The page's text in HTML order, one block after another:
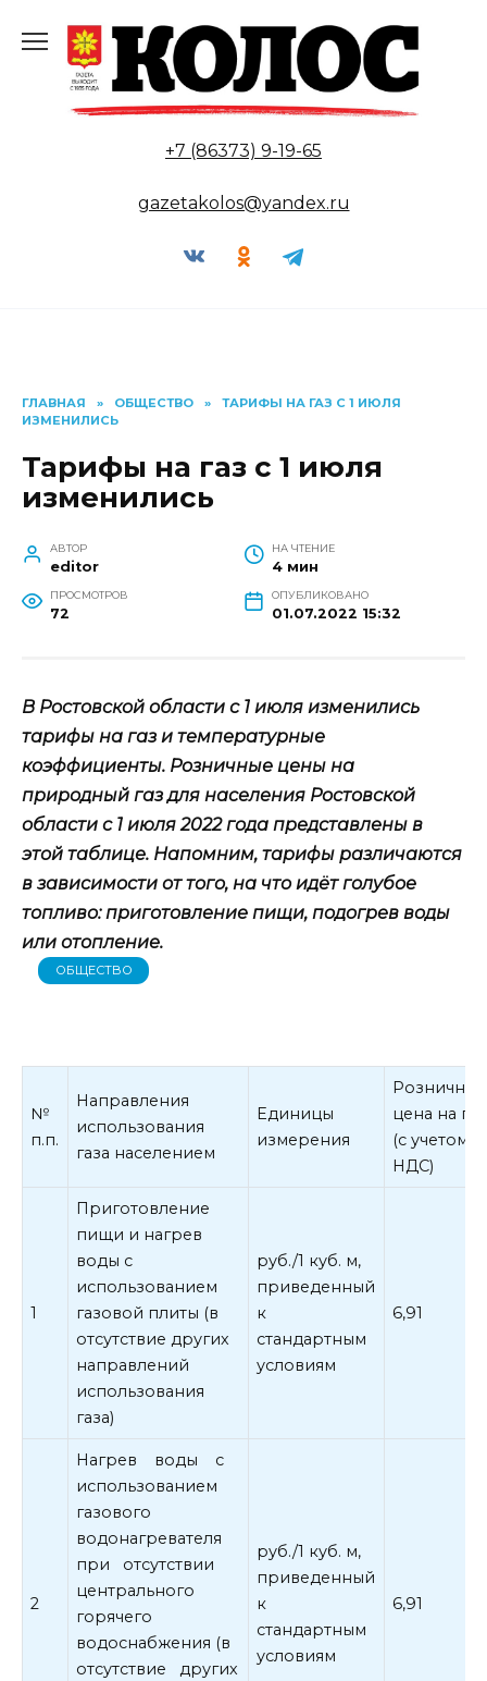
содержанию
+7 (86373) 9-19-65
gazetakolos@yandex.ru
ГЛАВНАЯ » ОБЩЕСТВО »
ТАРИФЫ НА ГАЗ С 1 ИЮЛЯ
ИЗМЕНИЛИСЬ
Тарифы на газ с 1 июля
изменились
АВТОР
editor
НА ЧТЕНИЕ
4 мин
ПРОСМОТРОВ
72
ОПУБЛИКОВАНО
01.07.2022 15:32
В Ростовской области с 1 июля изменились
тарифы на газ и температурные
коэффициенты. Розничные цены на
природный газ для населения Ростовской
области с 1 июля 2022 года представлены в
этой таблице. Напомним, тарифы различаются
в зависимости от того, на что идёт голубое
топливо: приготовление пищи, подогрев воды
или отопление.
ОБЩЕСТВО
№
п.п.
Направления
использования
газа населением
Единицы
измерения
цена на
(с учетом
НДС)
1
Приготовление
пищи и нагрев
воды с
использованием
газовой плиты (в
отсутствие других
направлений
использования
газа)
руб./1 куб. м,
приведенный
к
стандартным
условиям
6,91
2
Нагрев воды с
использованием
газового
водонагревателя
при отсутствии
центрального
горячего
водоснабжения (в
отсутствие других
руб./1 куб. м,
приведенный
к
стандартным
условиям
6,91